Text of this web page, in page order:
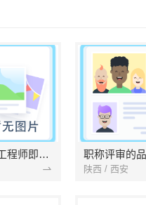
未来又有一位高级工程师即将诞生 职称评审的
陕西 / 西安